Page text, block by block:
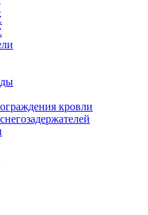
кровли